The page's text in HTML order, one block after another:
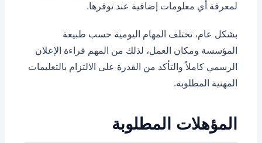
لمعرفة أي معلومات إضافية عند توفرها.
بشكل عام، تختلف المهام اليومية حسب طبيعة
المؤسسة ومكان العمل، لذلك من المهم قراءة الإعلان
الرسمي كاملاً والتأكد من القدرة على الالتزام بالتعليمات
المهنية المطلوبة.
المؤهلات المطلوبة